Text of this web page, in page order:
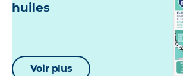
huiles
Voir plus